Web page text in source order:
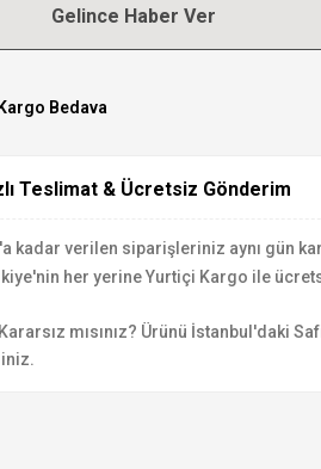
Gelince Haber Ver
Bedava
Teslimat & Ücretsiz Gönderim
kadar verilen siparişleriniz aynı gün
her yerine Yurtiçi Kargo ile
mısınız? Ürünü İstanbul'daki